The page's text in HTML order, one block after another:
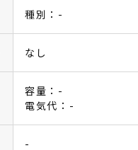
種別：-
なし
容量：-
電気代：-
-